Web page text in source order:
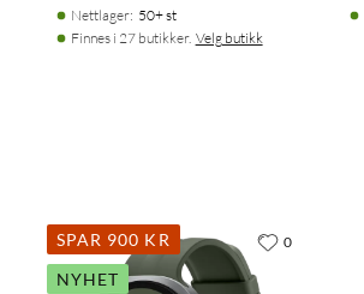
Nettlager: 50+ st
Finnes i 27 butikker. Velg butikk
SPAR 900 KR
NYHET
0